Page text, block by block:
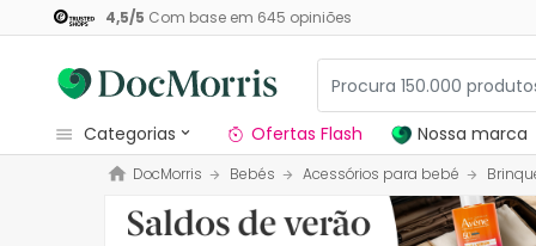
4,5/5 Com base em 645 opiniões
categorias
Dermocosmetica
Nossa marca
Ofertas Flash Nossa marca
DocMorris Bebés Acessórios para bebé